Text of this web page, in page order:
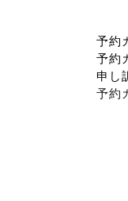
予約
予約
申し
予約